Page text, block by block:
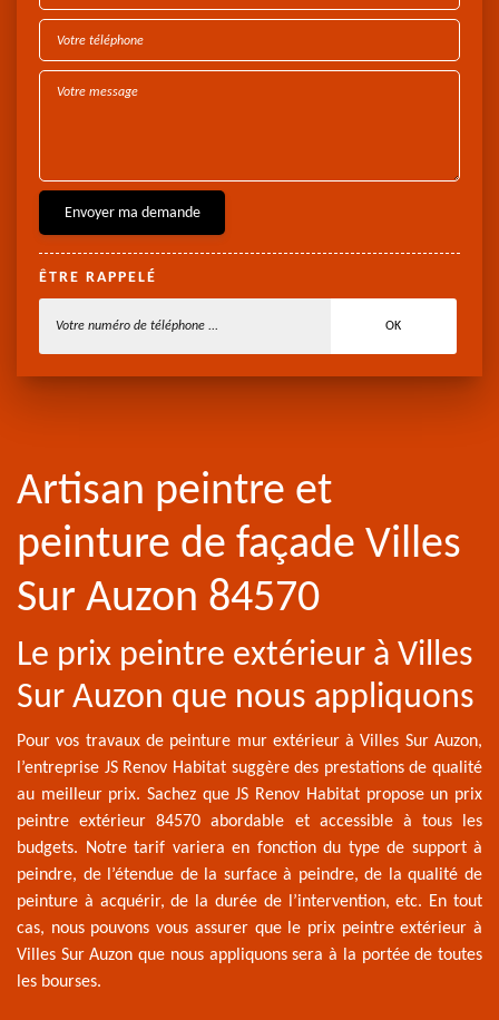
ÊTRE RAPPELÉ
Artisan peintre et
peinture de façade Villes
Sur Auzon 84570
Le prix peintre extérieur à Villes
Sur Auzon que nous appliquons
Pour vos travaux de peinture mur extérieur à Villes Sur Auzon,
l’entreprise JS Renov Habitat suggère des prestations de qualité
au meilleur prix. Sachez que JS Renov Habitat propose un prix
peintre extérieur 84570 abordable et accessible à tous les
budgets. Notre tarif variera en fonction du type de support à
peindre, de l’étendue de la surface à peindre, de la qualité de
peinture à acquérir, de la durée de l’intervention, etc. En tout
cas, nous pouvons vous assurer que le prix peintre extérieur à
Villes Sur Auzon que nous appliquons sera à la portée de toutes
les bourses.